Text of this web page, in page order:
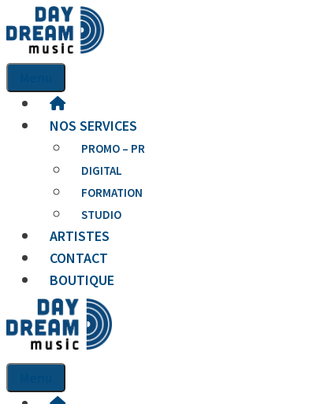
Aller
au
contenu
NOS SERVICES
PROMO – PR
DIGITAL
FORMATION
STUDIO
ARTISTES
CONTACT
BOUTIQUE